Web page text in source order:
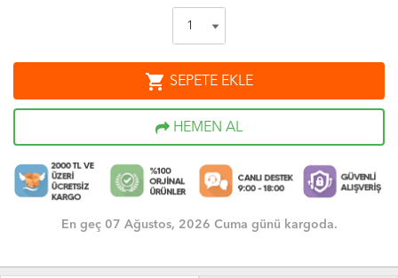
shopping_cart SEPETE EKLE
HEMEN AL
En geç 07 Ağustos, 2026 Cuma günü kargoda.